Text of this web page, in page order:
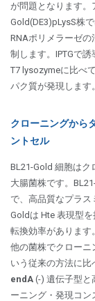
が問題となります
Gold(DE3)pLysS株
RNAポリメラーゼ
制します。IPTGで
T7 lysozymeに比べ
パク質が発現します。
クローニングから
ントセル
BL21-Gold 細胞はク
大腸菌株です。
で、高品質なプラス
Goldは Hte 表現型
転換効率があります
他の菌株でクローニ
いう従来の方法に比
endA (-) 遺伝子型と
ーニング・発現コ